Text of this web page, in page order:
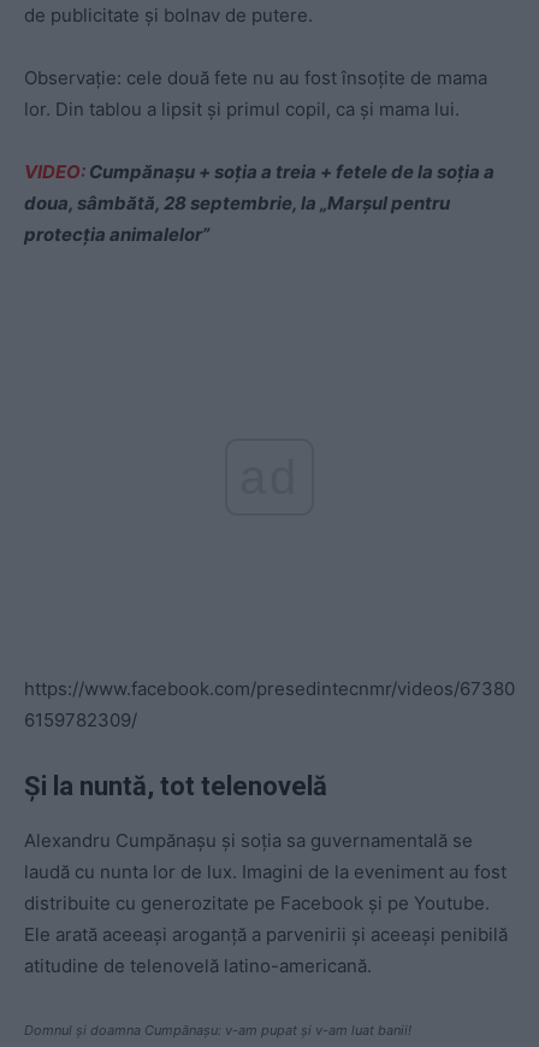
de publicitate și bolnav de putere.
Observație: cele două fete nu au fost însoțite de mama
lor. Din tablou a lipsit și primul copil, ca și mama lui.
VIDEO: Cumpănașu + soția a treia + fetele de la soția a
doua, sâmbătă, 28 septembrie, la „Marșul pentru
protecția animalelor”
https://www.facebook.com/presedintecnmr/videos/67380
6159782309/
Și la nuntă, tot telenovelă
Alexandru Cumpănașu și soția sa guvernamentală se
laudă cu nunta lor de lux. Imagini de la eveniment au fost
distribuite cu generozitate pe Facebook și pe Youtube.
Ele arată aceeași aroganță a parvenirii și aceeași penibilă
atitudine de telenovelă latino-americană.
Domnul și doamna Cumpănașu: v-am pupat și v-am luat banii!